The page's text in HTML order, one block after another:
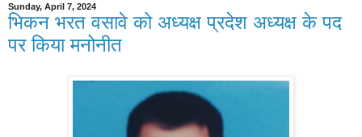
Sunday, April 7, 2024
भिकन भरत वसावे को अध्यक्ष प्रदेश अध्यक्ष के पद
पर किया मनोनीत